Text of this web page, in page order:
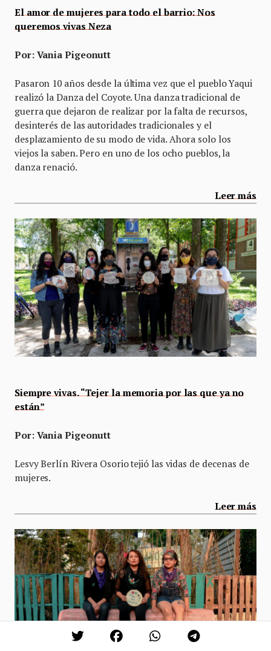
El amor de mujeres para todo el barrio: Nos
queremos vivas Neza
Por: Vania Pigeonutt
Pasaron 10 años desde la última vez que el pueblo Yaqui
realizó la Danza del Coyote. Una danza tradicional de
guerra que dejaron de realizar por la falta de recursos,
desinterés de las autoridades tradicionales y el
desplazamiento de su modo de vida. Ahora solo los
viejos la saben. Pero en uno de los ocho pueblos, la
danza renació.
Leer más
Siempre vivas. “Tejer la memoria por las que ya no
están”
Por: Vania Pigeonutt
Lesvy Berlín Rivera Osorio tejió las vidas de decenas de
mujeres.
Leer más